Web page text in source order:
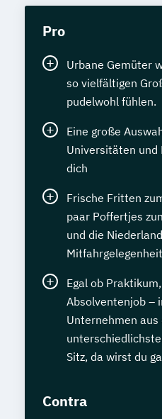
Pro
Urbane Gemüter
so vielfältigen
pudelwohl fühlen.
Eine große
Universitäten und
dich
Frische Fritten
paar Poffertjes
und die
Egal ob
Absolventenjob –
Unternehmen aus
Sitz, da wirst du
Contra